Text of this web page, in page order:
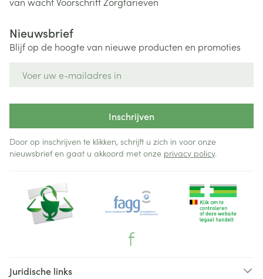
Nieuwsbrief
Blijf op de hoogte van nieuwe producten en promoties
Inschrijven
Door op inschrijven te klikken, schrijft u zich in voor onze
nieuwsbrief en gaat u akkoord met onze privacy policy.
Juridische links